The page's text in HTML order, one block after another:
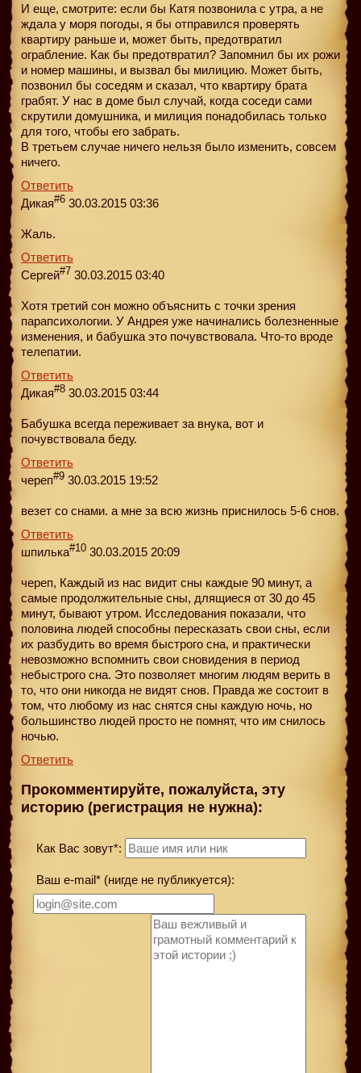
И еще, смотрите: если бы Катя позвонила с утра, а не
ждала у моря погоды, я бы отправился проверять
квартиру раньше и, может быть, предотвратил
ограбление. Как бы предотвратил? Запомнил бы их рожи
и номер машины, и вызвал бы милицию. Может быть,
позвонил бы соседям и сказал, что квартиру брата
грабят. У нас в доме был случай, когда соседи сами
скрутили домушника, и милиция понадобилась только
для того, чтобы его забрать.
В третьем случае ничего нельзя было изменить, совсем
ничего.
Ответить
Дикая#6 30.03.2015 03:36
Жаль.
Ответить
Сергей#7 30.03.2015 03:40
Хотя третий сон можно объяснить с точки зрения
парапсихологии. У Андрея уже начинались болезненные
изменения, и бабушка это почувствовала. Что-то вроде
телепатии.
Ответить
Дикая#8 30.03.2015 03:44
Бабушка всегда переживает за внука, вот и
почувствовала беду.
Ответить
череп#9 30.03.2015 19:52
везет со снами. а мне за всю жизнь приснилось 5-6 снов.
Ответить
шпилька#10 30.03.2015 20:09
череп, Каждый из нас видит сны каждые 90 минут, а
самые продолжительные сны, длящиеся от 30 до 45
минут, бывают утром. Исследования показали, что
половина людей способны пересказать свои сны, если
их разбудить во время быстрого сна, и практически
невозможно вспомнить свои сновидения в период
небыстрого сна. Это позволяет многим людям верить в
то, что они никогда не видят снов. Правда же состоит в
том, что любому из нас снятся сны каждую ночь, но
большинство людей просто не помнят, что им снилось
ночью.
Ответить
Прокомментируйте, пожалуйста, эту
историю (регистрация не нужна):
Как Вас зовут*:
Ваш e-mail* (нигде не публикуется):